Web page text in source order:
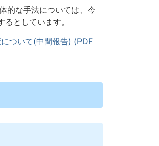
的な手法については、今
としています。
ついて(中間報告) (PDF